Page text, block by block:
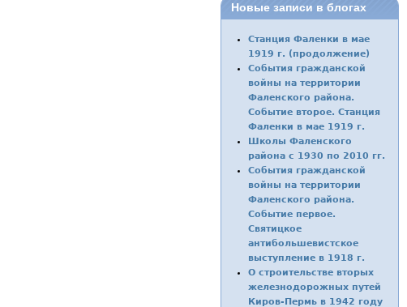
Новые записи в блогах
Станция Фаленки в мае
1919 г. (продолжение)
События гражданской
войны на территории
Фаленского района.
Событие второе. Станция
Фаленки в мае 1919 г.
Школы Фаленского
района с 1930 по 2010 гг.
События гражданской
войны на территории
Фаленского района.
Событие первое.
Святицкое
антибольшевистское
выступление в 1918 г.
О строительстве вторых
железнодорожных путей
Киров-Пермь в 1942 году